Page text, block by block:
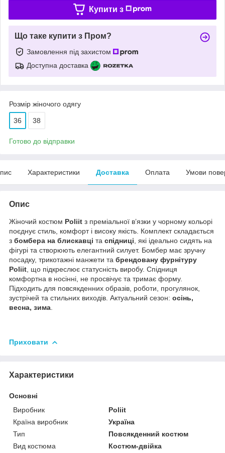
Купити з
Що таке купити з Пром?
Замовлення під захистом
Доступна доставка
Розмір жіночого одягу
36 38
Готово до відправки
Характеристики Доставка Оплата Умови
Опис
Жіночий костюм Poliit з преміальної в’язки у чорному кольорі
поєднує стиль, комфорт і високу якість. Комплект складається
з бомбера на блискавці та спідниці , які ідеально сидять на
фігурі та створюють елегантний силует. Бомбер має зручну
посадку, трикотажні манжети та брендовану фурнітуру
Poliit , що підкреслює статусність виробу. Спідниця
комфортна в носінні, не просвічує та тримає форму.
Підходить для повсякденних образів, роботи, прогулянок,
зустрічей та стильних виходів. Актуальний сезон: осінь,
весна, зима
Приховати
Характеристики
Основні
Виробник
Poliit
Країна виробник
Україна
Тип
Повсякденний костюм
Вид костюма
Костюм-двійка